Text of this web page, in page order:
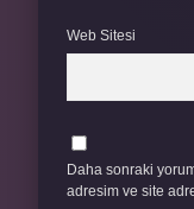
Web Sitesi
Daha sonraki
adresim ve site